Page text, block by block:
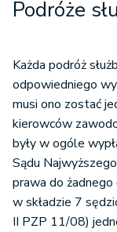
Podróże
Każda podróż
odpowiedniego
musi ono zostać
kierowców
były w ogóle
Sądu
prawa do
w składzie 7
II PZP 11/08)